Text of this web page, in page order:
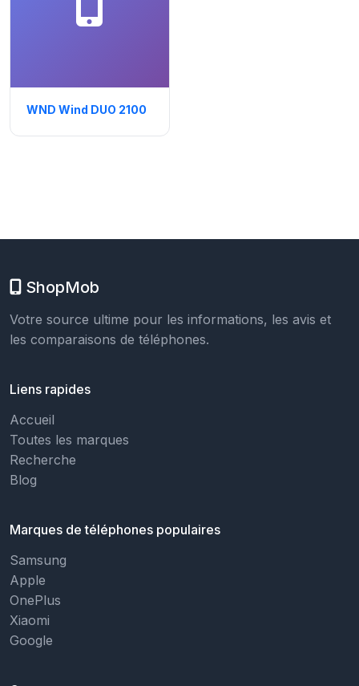
WND Wind DUO 2100
ShopMob
Votre source ultime pour les informations, les avis et
les comparaisons de téléphones.
Liens rapides
Accueil
Toutes les marques
Recherche
Blog
Marques de téléphones populaires
Samsung
Apple
OnePlus
Xiaomi
Google